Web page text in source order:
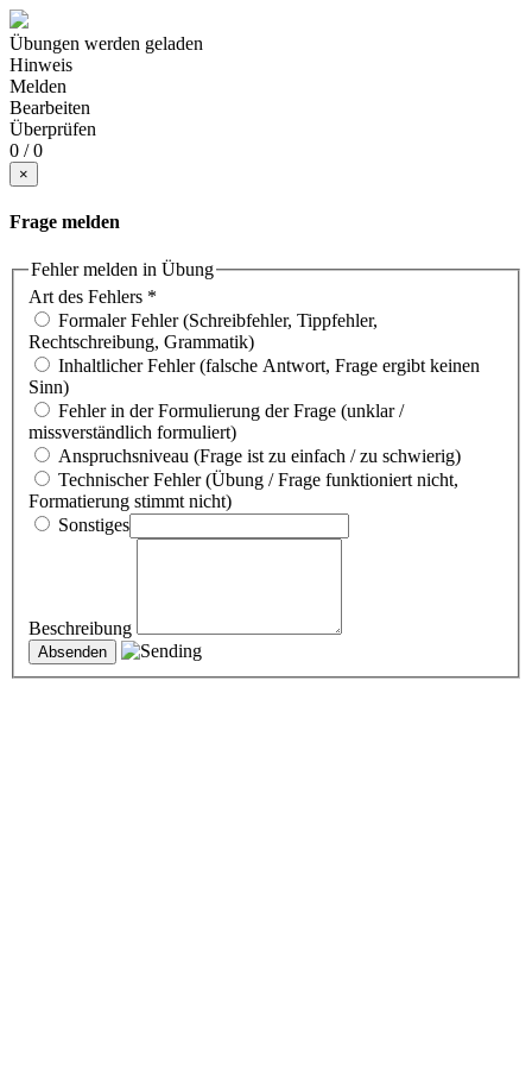
Übungen werden geladen
Hinweis
Melden
Bearbeiten
Überprüfen
0 / 0
×
Frage melden
Fehler melden in Übung
Art des Fehlers *
Formaler Fehler (Schreibfehler, Tippfehler,
Rechtschreibung, Grammatik)
Inhaltlicher Fehler (falsche Antwort, Frage ergibt keinen
Sinn)
Fehler in der Formulierung der Frage (unklar /
missverständlich formuliert)
Anspruchsniveau (Frage ist zu einfach / zu schwierig)
Technischer Fehler (Übung / Frage funktioniert nicht,
Formatierung stimmt nicht)
Sonstiges
Beschreibung